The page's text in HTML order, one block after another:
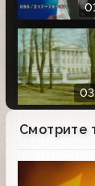
Смотрите